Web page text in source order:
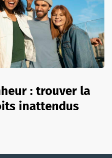
: trouver la
inattendus